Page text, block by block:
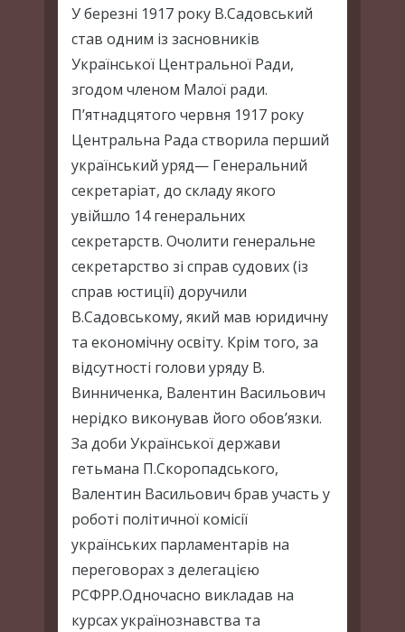
У березні 1917 року В.Садовський
став одним із засновників
Української Центральної Ради,
згодом членом Малої ради.
П’ятнадцятого червня 1917 року
Центральна Рада створила перший
український уряд— Генеральний
секретаріат, до складу якого
увійшло 14 генеральних
секретарств. Очолити генеральне
секретарство зі справ судових (із
справ юстиції) доручили
В.Садовському, який мав юридичну
та економічну освіту. Крім того, за
відсутності голови уряду В.
Винниченка, Валентин Васильович
нерідко виконував його обов’язки.
За доби Української держави
гетьмана П.Скоропадського,
Валентин Васильович брав участь у
роботі політичної комісії
українських парламентарів на
переговорах з делегацією
РСФРР.Одночасно викладав на
курсах українознавства та